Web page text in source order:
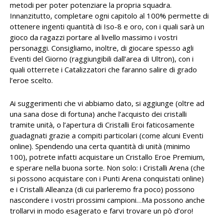
metodi per poter potenziare la propria squadra.
Innanzitutto, completare ogni capitolo al 100% permette di
ottenere ingenti quantità di Iso-8 e oro, con i quali sarà un
gioco da ragazzi portare al livello massimo i vostri
personaggi. Consigliamo, inoltre, di giocare spesso agli
Eventi del Giorno (raggiungibili dall’area di Ultron), con i
quali otterrete i Catalizzatori che faranno salire di grado
l’eroe scelto.
Ai suggerimenti che vi abbiamo dato, si aggiunge (oltre ad
una sana dose di fortuna) anche l’acquisto dei cristalli
tramite unità, o l’apertura di Cristalli Eroi faticosamente
guadagnati grazie a compiti particolari (come alcuni Eventi
online). Spendendo una certa quantità di unità (minimo
100), potrete infatti acquistare un Cristallo Eroe Premium,
e sperare nella buona sorte. Non solo: i Cristalli Arena (che
si possono acquistare con i Punti Arena conquistati online)
e i Cristalli Alleanza (di cui parleremo fra poco) possono
nascondere i vostri prossimi campioni…Ma possono anche
trollarvi in modo esagerato e farvi trovare un pò d’oro!